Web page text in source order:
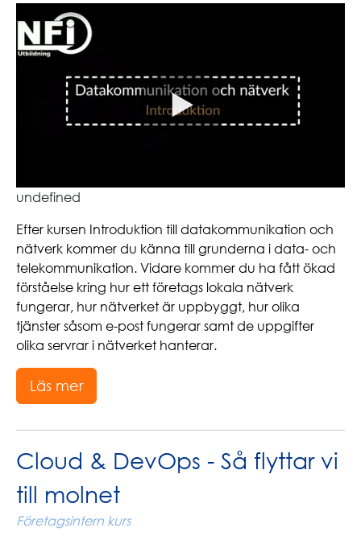
undefined
Efter kursen Introduktion till datakommunikation och
nätverk kommer du känna till grunderna i data- och
telekommunikation. Vidare kommer du ha fått ökad
förståelse kring hur ett företags lokala nätverk
fungerar, hur nätverket är uppbyggt, hur olika
tjänster såsom e-post fungerar samt de uppgifter
olika servrar i nätverket hanterar.
Läs mer
Cloud & DevOps - Så flyttar vi
till molnet
Företagsintern kurs